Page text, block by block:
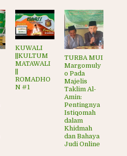
KUWALI
||KULTUM
MATAWALI
ROMADHO
N #1
TURBA MUI
Margomuly
o Pada
Majelis
Taklim Al-
Amin:
Pentingnya
Istiqomah
dalam
Khidmah
dan Bahaya
Judi Online